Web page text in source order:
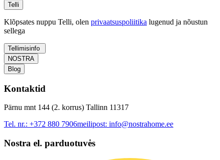
Telli
Klõpsates nuppu Telli, olen privaatsuspoliitika lugenud ja nõustun
sellega
Tellimisinfo
NOSTRA
Blog
Kontaktid
Pärnu mnt 144 (2. korrus) Tallinn 11317
Tel. nr.: +372 880 7906meilipost: info@nostrahome.ee
Nostra el. parduotuvės